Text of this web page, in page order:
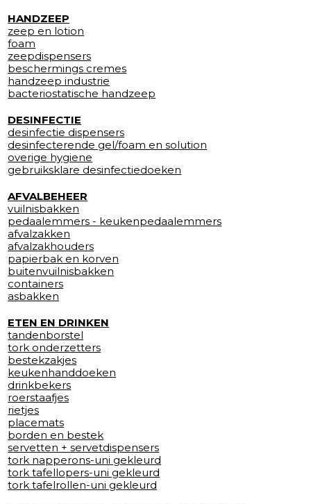
HANDZEEP
zeep en lotion
foam
zeepdispensers
beschermings cremes
handzeep industrie
bacteriostatische handzeep
DESINFECTIE
desinfectie dispensers
desinfecterende gel/foam en solution
overige hygiene
gebruiksklare desinfectiedoeken
AFVALBEHEER
vuilnisbakken
pedaalemmers - keukenpedaalemmers
afvalzakken
afvalzakhouders
papierbak en korven
buitenvuilnisbakken
containers
asbakken
ETEN EN DRINKEN
tandenborstel
tork onderzetters
bestekzakjes
keukenhanddoeken
drinkbekers
roerstaafjes
rietjes
placemats
borden en bestek
servetten + servetdispensers
tork napperons-uni gekleurd
tork tafellopers-uni gekleurd
tork tafelrollen-uni gekleurd